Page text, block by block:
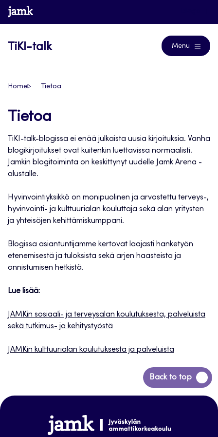
Siirry
suoraan
www.jamk.fi
TiKI-talk Menu
Home Tietoa
Tietoa
TiKI-talk-blogissa ei enää julkaista uusia kirjoituksia. Vanha
blogikirjoitukset ovat kuitenkin luettavissa normaalisti.
Jamkin blogitoiminta on keskittynyt uudelle Jamk Arena -
alustalle.
Hyvinvointiyksikkö on monipuolinen ja arvostettu terveys-,
hyvinvointi- ja kulttuurialan kouluttaja sekä alan yritysten
ja yhteisöjen kehittämiskumppani.
Blogissa asiantuntijamme kertovat laajasti hanketyön
etenemisestä ja tuloksista sekä arjen haasteista ja
onnistumisen hetkistä.
Lue lisää:
JAMKin sosiaali- ja terveysalan koulutuksesta, palveluista
sekä tutkimus- ja kehitystyöstä
JAMKin kulttuurialan koulutuksesta ja palveluista
Back to top
Siirry
takaisin
www.jamk.fi